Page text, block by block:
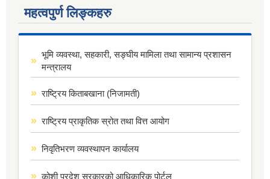
महत्वपुर्ण लिङ्कहरु
भूमि व्यवस्था, सहकारी, सङ्घीय मामिला तथा सामान्य प्रशासन
मन्त्रालय
राष्ट्रिय किताबखाना (निजामती)
राष्ट्रिय प्राकृतिक स्रोत तथा वित्त आयोग
निवृतिभरण व्यवस्थापन कार्यालय
कोशी प्रदेश सरकारको आधिकारिक पोर्टल